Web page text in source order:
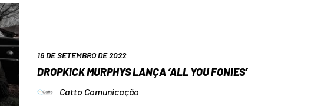
16 DE SETEMBRO DE 2022
DROPKICK MURPHYS LANÇA ‘ALL YOU FONIES’
Catto Comunicação